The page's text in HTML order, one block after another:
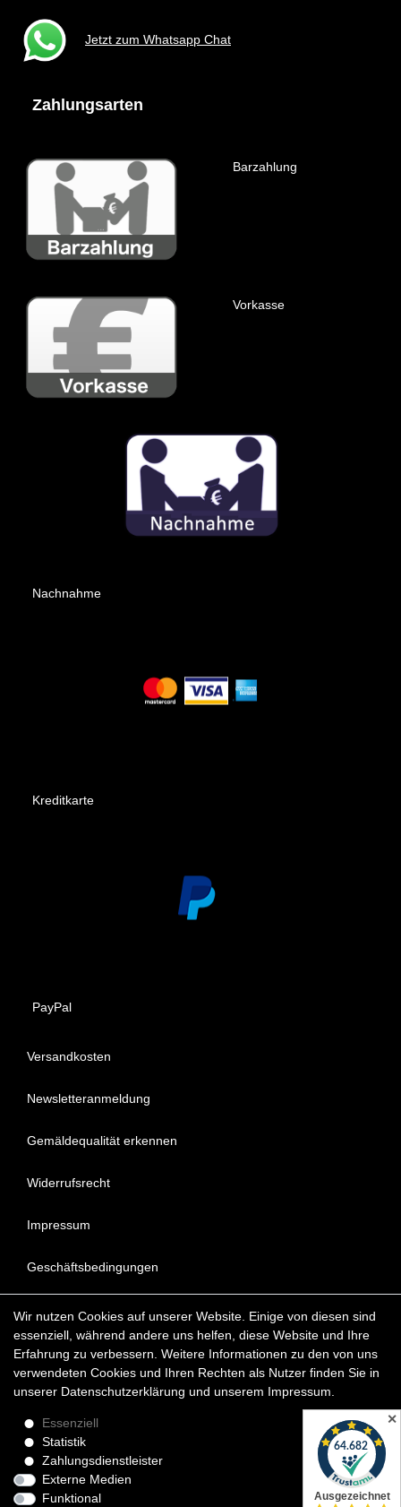
Jetzt zum Whatsapp Chat
Zahlungsarten
Barzahlung
Vorkasse
Nachnahme
Kreditkarte
PayPal
Versandkosten
Newsletteranmeldung
Gemäldequalität erkennen
Widerrufsrecht
Impressum
Geschäftsbedingungen
Datenschutzerklärung
FAQ - Häufig gestellte Fragen
Copyright © 2022 KunstDepot24 BERLIN Exklusive Gemälde
*Die Lieferzeit für verfügbare Ölgemälde beträgt etwa 1 - 3
Werktage innerhalb Deutschland. Das Widerrufsrecht gilt für
Wir nutzen Cookies auf unserer Website. Einige von diesen sind
essenziell, während andere uns helfen, diese Website und Ihre
Erfahrung zu verbessern. Weitere Informationen zu den von uns
verwendeten Cookies und Ihren Rechten als Nutzer finden Sie in
unserer Daten­schutz­erklärung und unserem Impressum
Essenziell
Statistik
Zahlungsdienstleister
Externe Medien
Funktional
✕